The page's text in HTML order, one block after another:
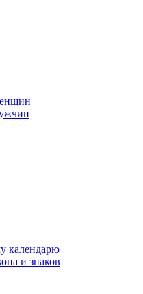
календарю
и знаков